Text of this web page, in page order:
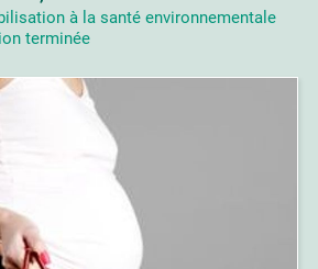
à la santé environnementale
terminée